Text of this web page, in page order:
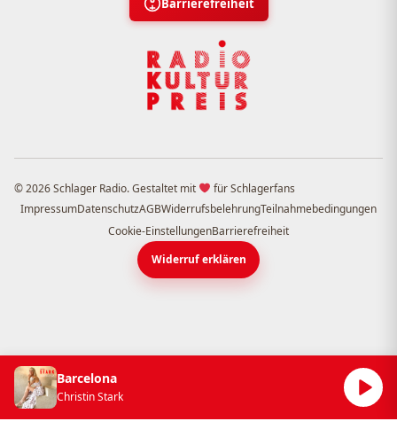
Barrierefreiheit
© 2026 Schlager Radio. Gestaltet mit
für Schlagerfans
ImpressumDatenschutzAGBWiderrufsbelehrungTeilnahmebedingungen
Cookie-EinstellungenBarrierefreiheit
Widerruf erklären
Barcelona
Christin Stark